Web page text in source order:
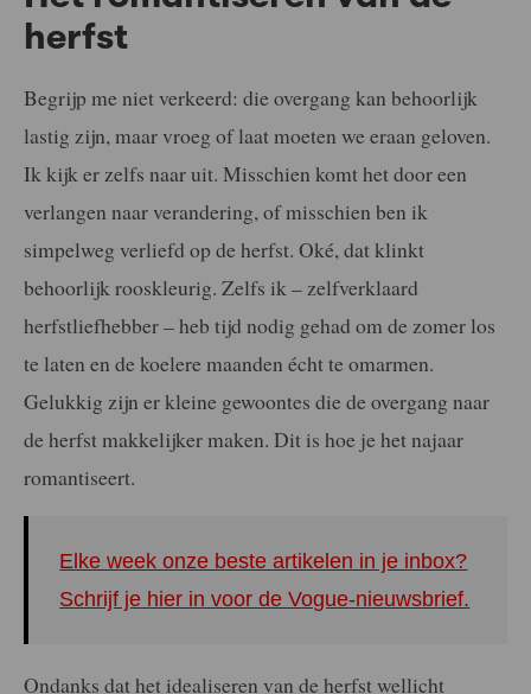
herfst
Begrijp me niet verkeerd: die overgang kan behoorlijk
lastig zijn, maar vroeg of laat moeten we eraan geloven.
Ik kijk er zelfs naar uit. Misschien komt het door een
verlangen naar verandering, of misschien ben ik
simpelweg verliefd op de herfst. Oké, dat klinkt
behoorlijk rooskleurig. Zelfs ik – zelfverklaard
herfstliefhebber – heb tijd nodig gehad om de zomer los
te laten en de koelere maanden écht te omarmen.
Gelukkig zijn er kleine gewoontes die de overgang naar
de herfst makkelijker maken. Dit is hoe je het najaar
romantiseert.
Elke week onze beste artikelen in je inbox?
Schrijf je hier in voor de Vogue-nieuwsbrief.
Ondanks dat het idealiseren van de herfst wellicht